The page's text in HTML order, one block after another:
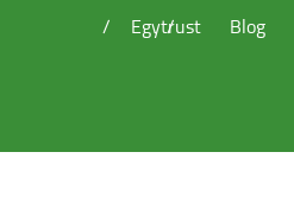
Egytrust
Blog